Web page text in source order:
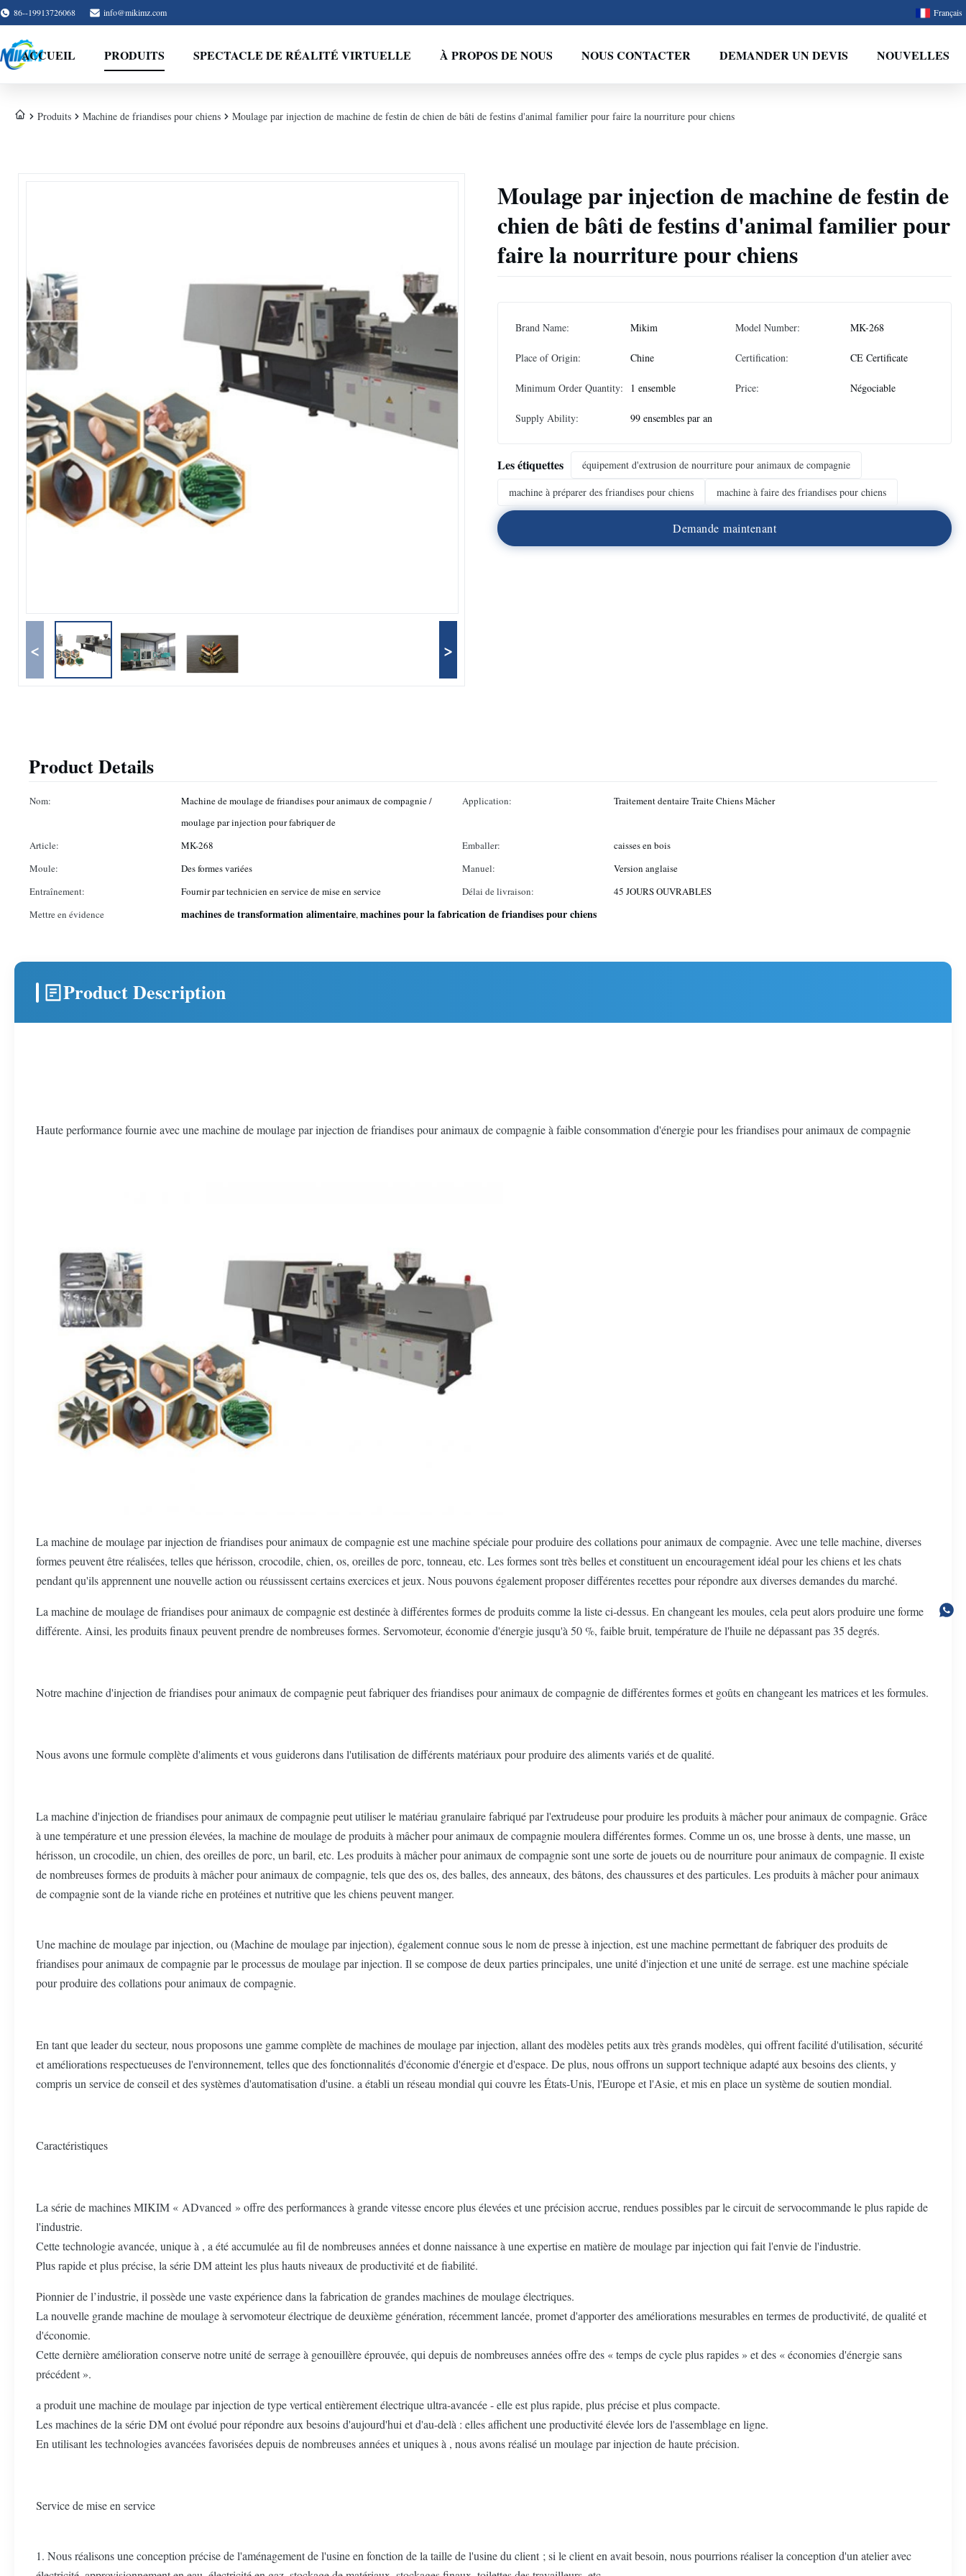
86--19913726068 info@mikimz.com Français
ACCUEIL PRODUITS SPECTACLE DE RÉALITÉ VIRTUELLE À PROPOS DE NOUS NOUS CONTACTER DEMANDER UN DEVIS NOUVELLES
Produits Machine de friandises pour chiens Moulage par injection de machine de festin de chien de bâti de festins d'animal familier pour faire la nourriture pour chiens
< >
Moulage par injection de machine de festin de
chien de bâti de festins d'animal familier pour
faire la nourriture pour chiens
Brand Name: Mikim Model Number: MK-268
Place of Origin: Chine Certification: CE Certificate
Minimum Order Quantity: 1 ensemble Price: Négociable
Supply Ability: 99 ensembles par an
Les étiquettes
équipement d'extrusion de nourriture pour animaux de compagnie
machine à préparer des friandises pour chiens
machine à faire des friandises pour chiens
Demande maintenant
Product Details
Nom:
Machine de moulage de friandises pour animaux de compagnie /
moulage par injection pour fabriquer de
Application: Traitement dentaire Traite Chiens Mâcher
Article: MK-268 Emballer:
caisses en bois
Moule:
Des formes variées Manuel:
Version anglaise
Entraînement:
Fournir par technicien en service de mise en service Délai de livraison:
45 JOURS OUVRABLES
Mettre en évidence
machines de transformation alimentaire,machines pour la fabrication de friandises pour chiens
Product Description
Haute performance fournie avec une machine de moulage par injection de friandises pour animaux de compagnie à faible consommation d'énergie pour les friandises pour animaux de compagnie
La machine de moulage par injection de friandises pour animaux de compagnie est une machine spéciale pour produire des collations pour animaux de compagnie. Avec une telle machine, diverses
formes peuvent être réalisées, telles que hérisson, crocodile, chien, os, oreilles de porc, tonneau, etc. Les formes sont très belles et constituent un encouragement idéal pour les chiens et les chats
pendant qu'ils apprennent une nouvelle action ou réussissent certains exercices et jeux. Nous pouvons également proposer différentes recettes pour répondre aux diverses demandes du marché.
La machine de moulage de friandises pour animaux de compagnie est destinée à différentes formes de produits comme la liste ci-dessus. En changeant les moules, cela peut alors produire une forme
différente. Ainsi, les produits finaux peuvent prendre de nombreuses formes. Servomoteur, économie d'énergie jusqu'à 50 %, faible bruit, température de l'huile ne dépassant pas 35 degrés.
Notre machine d'injection de friandises pour animaux de compagnie peut fabriquer des friandises pour animaux de compagnie de différentes formes et goûts en changeant les matrices et les formules.
Nous avons une formule complète d'aliments et vous guiderons dans l'utilisation de différents matériaux pour produire des aliments variés et de qualité.
La machine d'injection de friandises pour animaux de compagnie peut utiliser le matériau granulaire fabriqué par l'extrudeuse pour produire les produits à mâcher pour animaux de compagnie. Grâce
à une température et une pression élevées, la machine de moulage de produits à mâcher pour animaux de compagnie moulera différentes formes. Comme un os, une brosse à dents, une masse, un
hérisson, un crocodile, un chien, des oreilles de porc, un baril, etc. Les produits à mâcher pour animaux de compagnie sont une sorte de jouets ou de nourriture pour animaux de compagnie. Il existe
de nombreuses formes de produits à mâcher pour animaux de compagnie, tels que des os, des balles, des anneaux, des bâtons, des chaussures et des particules. Les produits à mâcher pour animaux
de compagnie sont de la viande riche en protéines et nutritive que les chiens peuvent manger.
Une machine de moulage par injection, ou (Machine de moulage par injection), également connue sous le nom de presse à injection, est une machine permettant de fabriquer des produits de
friandises pour animaux de compagnie par le processus de moulage par injection. Il se compose de deux parties principales, une unité d'injection et une unité de serrage. est une machine spéciale
pour produire des collations pour animaux de compagnie.
En tant que leader du secteur, nous proposons une gamme complète de machines de moulage par injection, allant des modèles petits aux très grands modèles, qui offrent facilité d'utilisation, sécurité
et améliorations respectueuses de l'environnement, telles que des fonctionnalités d'économie d'énergie et d'espace. De plus, nous offrons un support technique adapté aux besoins des clients, y
compris un service de conseil et des systèmes d'automatisation d'usine. a établi un réseau mondial qui couvre les États-Unis, l'Europe et l'Asie, et mis en place un système de soutien mondial.
Caractéristiques
La série de machines MIKIM « ADvanced » offre des performances à grande vitesse encore plus élevées et une précision accrue, rendues possibles par le circuit de servocommande le plus rapide de
l'industrie.
Cette technologie avancée, unique à , a été accumulée au fil de nombreuses années et donne naissance à une expertise en matière de moulage par injection qui fait l'envie de l'industrie.
Plus rapide et plus précise, la série DM atteint les plus hauts niveaux de productivité et de fiabilité.
Pionnier de l’industrie, il possède une vaste expérience dans la fabrication de grandes machines de moulage électriques.
La nouvelle grande machine de moulage à servomoteur électrique de deuxième génération, récemment lancée, promet d'apporter des améliorations mesurables en termes de productivité, de qualité et
d'économie.
Cette dernière amélioration conserve notre unité de serrage à genouillère éprouvée, qui depuis de nombreuses années offre des « temps de cycle plus rapides » et des « économies d'énergie sans
précédent ».
a produit une machine de moulage par injection de type vertical entièrement électrique ultra-avancée - elle est plus rapide, plus précise et plus compacte.
Les machines de la série DM ont évolué pour répondre aux besoins d'aujourd'hui et d'au-delà : elles affichent une productivité élevée lors de l'assemblage en ligne.
En utilisant les technologies avancées favorisées depuis de nombreuses années et uniques à , nous avons réalisé un moulage par injection de haute précision.
Service de mise en service
1. Nous réalisons une conception précise de l'aménagement de l'usine en fonction de la taille de l'usine du client ; si le client en avait besoin, nous pourrions réaliser la conception d'un atelier avec